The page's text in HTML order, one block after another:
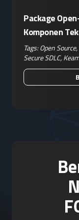
Package
Komponen
Adalah
Tags:Open Source,
Secure SDLC,